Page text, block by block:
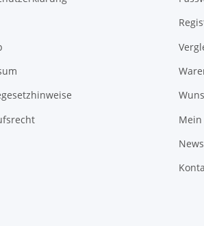
News